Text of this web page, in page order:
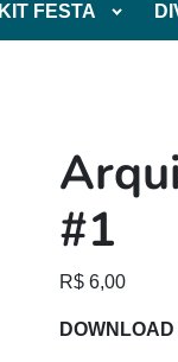
KIT FESTA
#1
R$ 6,00